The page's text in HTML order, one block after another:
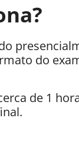
do
de 1